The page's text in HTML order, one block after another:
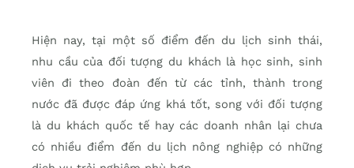
Hiện nay, tại một số điểm đến du lịch sinh thái,
nhu cầu của đối tượng du khách là học sinh, sinh
viên đi theo đoàn đến từ các tỉnh, thành trong
nước đã được đáp ứng khá tốt, song với đối tượng
là du khách quốc tế hay các doanh nhân lại chưa
có nhiều điểm đến du lịch nông nghiệp có những